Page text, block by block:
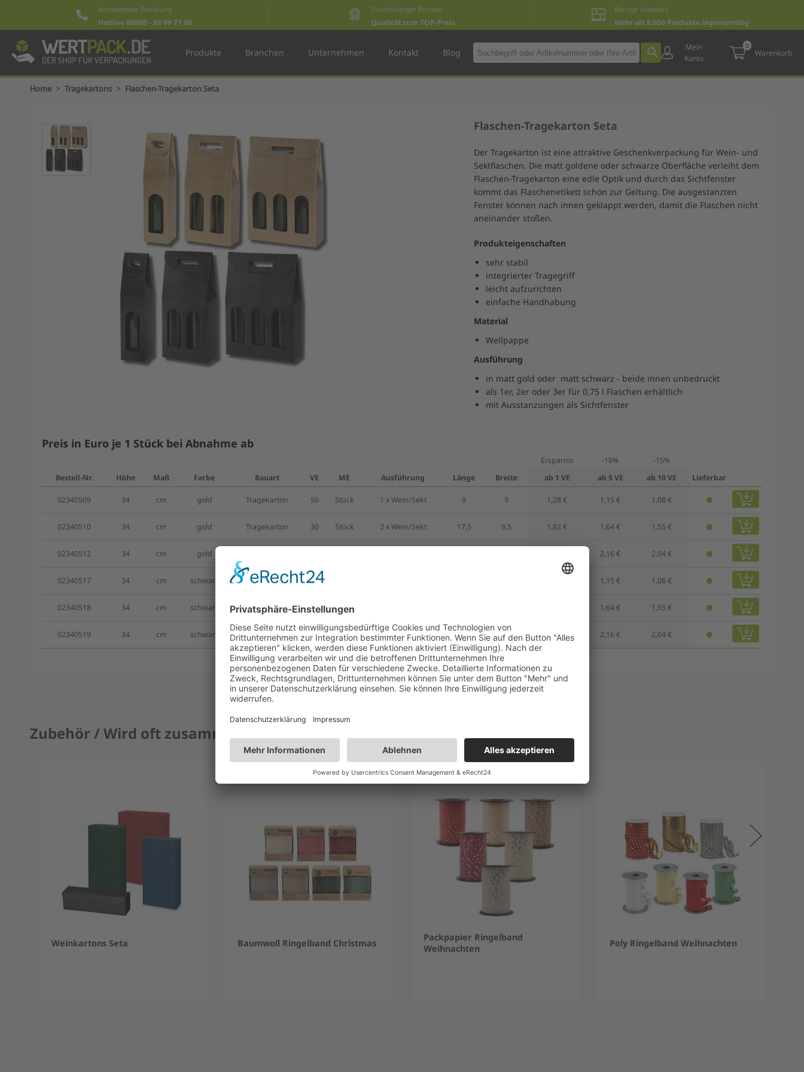
Kompetente Beratung
Hotline 00800 - 88 99 77 66
Zuverlässiger Partner
Qualität zum TOP-Preis
Riesige Auswahl
Mehr als 8.000 Produkte lagervorrätig
Produkte Branchen Unternehmen Kontakt Blog
Mein
Konto
0
Warenkorb
Home > Tragekartons > Flaschen-Tragekarton Seta
Flaschen-Tragekarton Seta
Der Tragekarton ist eine attraktive Geschenkverpackung für Wein- und
Sektflaschen. Die matt goldene oder schwarze Oberfläche verleiht dem
Flaschen-Tragekarton eine edle Optik und durch das Sichtfenster
kommt das Flaschenetikett schön zur Geltung. Die ausgestanzten
Fenster können nach innen geklappt werden, damit die Flaschen nicht
aneinander stoßen.
Produkteigenschaften
sehr stabil
integrierter Tragegriff
leicht aufzurichten
einfache Handhabung
Material
Wellpappe
Ausführung
in matt gold oder matt schwarz - beide innen unbedruckt
als 1er, 2er oder 3er für 0,75 l Flaschen erhältlich
mit Ausstanzungen als Sichtfenster
Preis in Euro je 1 Stück bei Abnahme ab
Ersparnis -10%
-15%
Bestell-Nr.
Höhe Maß Farbe Bauart VE ME Ausführung Länge Breite ab 1 VE ab 5 VE ab 10 VE Lieferbar
02340509 34 cm gold Tragekarton 50 Stück 1 x Wein/Sekt 9 9 1,28 € 1,15 € 1,08 €
02340510 34 cm gold Tragekarton 30 Stück 2 x Wein/Sekt 17,5 9,5 1,82 € 1,64 € 1,55 €
02340512 34 cm gold 2,16 € 2,04 €
02340517 34 cm schwarz Tragekarton 50 1,15 € 1,08 €
02340518 34 cm schwarz Tragekarton 30 Stück 1,64 € 1,55 €
02340519 34 cm schwarz Tragekarton 30 Stück 3 x Wein/Sekt 26 9,5 2,40 € 2,16 € 2,04 €
Zubehör / Wird oft zusammen gekauft
Weinkartons Seta Baumwoll Ringelband Christmas
Packpapier Ringelband
Weihnachten
Poly Ringelband Weihnachten